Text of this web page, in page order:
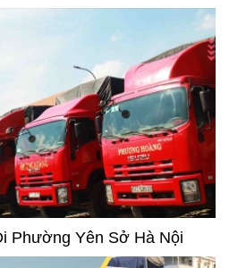
Phường Yên Sở Hà Nội